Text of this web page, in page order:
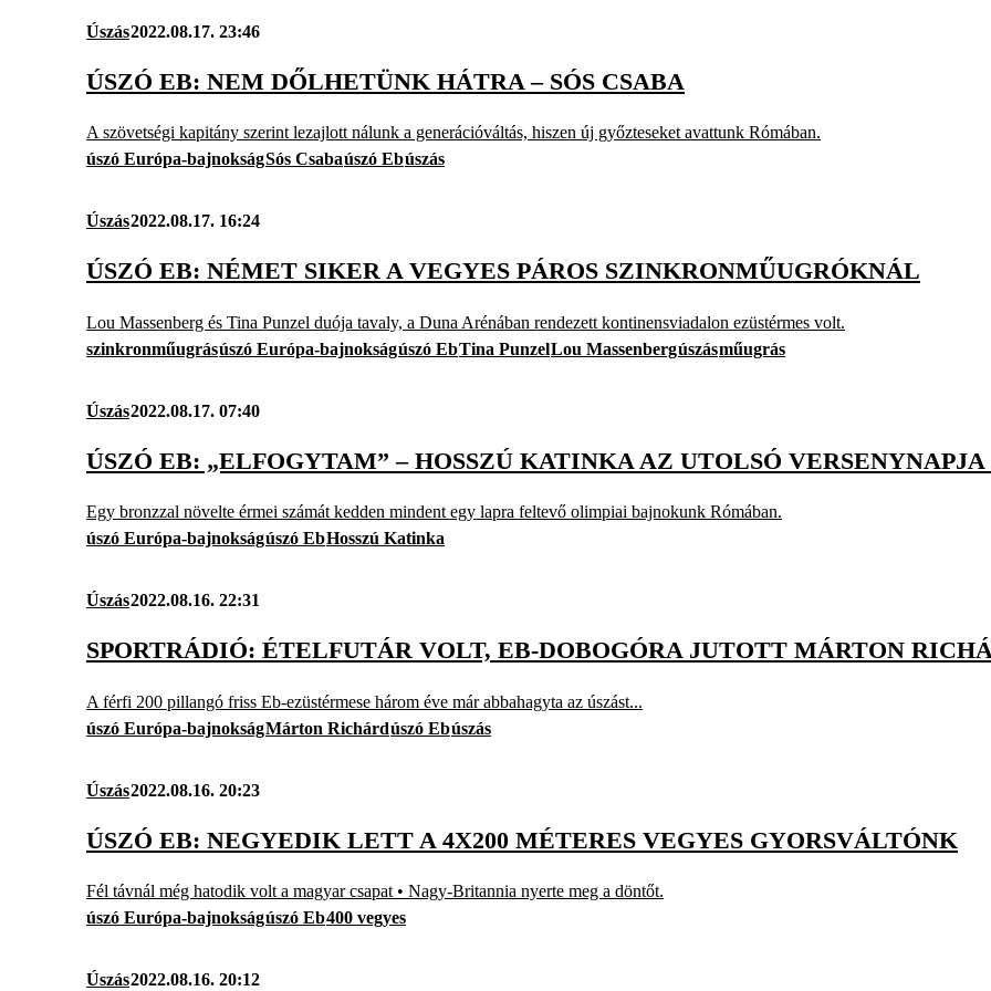
Úszás2022.08.17. 23:46
ÚSZÓ EB: NEM DŐLHETÜNK HÁTRA – SÓS CSABA
A szövetségi kapitány szerint lezajlott nálunk a generációváltás, hiszen új győzteseket avattunk Rómában.
úszó Európa-bajnokságSós Csabaúszó Ebúszás
Úszás2022.08.17. 16:24
ÚSZÓ EB: NÉMET SIKER A VEGYES PÁROS SZINKRONMŰUGRÓKNÁL
Lou Massenberg és Tina Punzel duója tavaly, a Duna Arénában rendezett kontinensviadalon ezüstérmes volt.
szinkronműugrásúszó Európa-bajnokságúszó EbTina PunzelLou Massenbergúszásműugrás
Úszás2022.08.17. 07:40
ÚSZÓ EB: „ELFOGYTAM” – HOSSZÚ KATINKA AZ UTOLSÓ
Egy bronzzal növelte érmei számát kedden mindent egy lapra feltevő olimpiai bajnokunk Rómában.
úszó Európa-bajnokságúszó EbHosszú Katinka
Úszás2022.08.16. 22:31
SPORTRÁDIÓ: ÉTELFUTÁR VOLT, EB-DOBOGÓRA JUTOTT MÁRTON
A férfi 200 pillangó friss Eb-ezüstérmese három éve már abbahagyta az úszást...
úszó Európa-bajnokságMárton Richárdúszó Ebúszás
Úszás2022.08.16. 20:23
ÚSZÓ EB: NEGYEDIK LETT A 4X200 MÉTERES VEGYES GYORSVÁLTÓNK
Fél távnál még hatodik volt a magyar csapat • Nagy-Britannia nyerte meg a döntőt.
úszó Európa-bajnokságúszó Eb400 vegyes
Úszás2022.08.16. 20:12